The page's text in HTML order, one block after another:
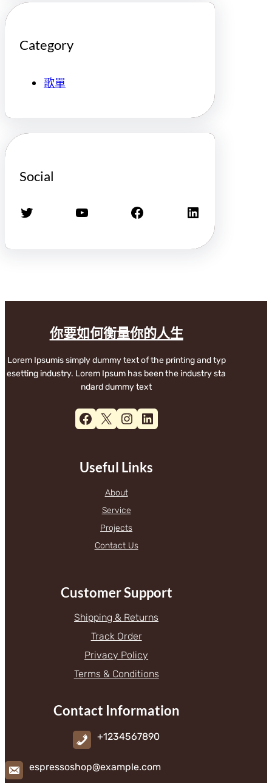
Category
歌單
Social
X YouTube Facebook LinkedIn
你要如何衡量你的人生
Lorem Ipsumis simply dummy text of the printing and typ
esetting industry. Lorem Ipsum has been the industry sta
ndard dummy text
Facebook X Instagram LinkedIn
Useful Links
About
Service
Projects
Contact Us
Customer Support
Shipping & Returns
Track Order
Privacy Policy
Terms & Conditions
Contact Information
+1234567890
espressoshop@example.com